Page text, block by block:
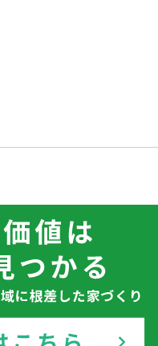
ラウンジ
駅徒歩8分の駅近プロ
県春日部市